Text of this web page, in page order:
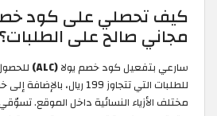
كيف تحصلي على كود
مجاني صالح على الطلبات؟
سارعي بتفعيل كود خصم يولا(ALC)
مختلف الأزياء النسائية داخل الموقع.